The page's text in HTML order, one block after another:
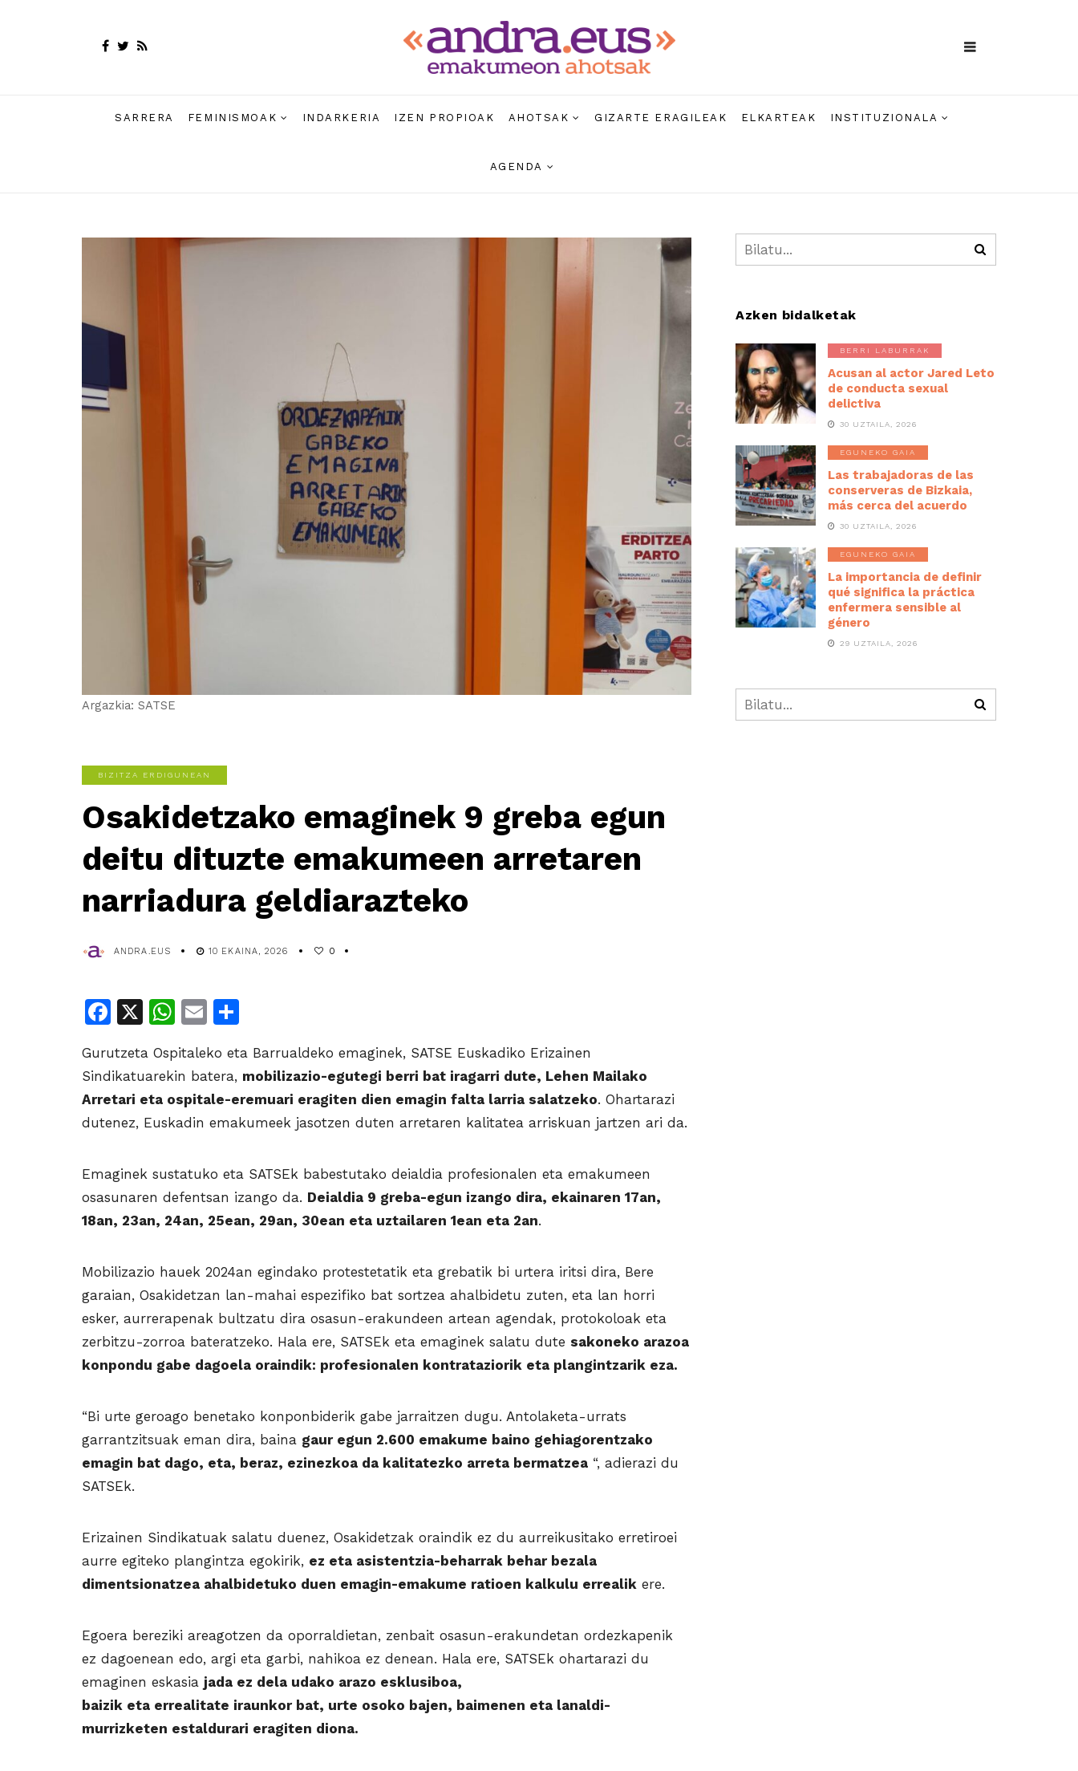
SARRERA FEMINISMOAK INDARKERIA IZEN PROPIOAK AHOTSAK GIZARTE ERAGILEAK ELKARTEAK INSTITUZIONALA
AGENDA
Argazkia: SATSE
BIZITZA ERDIGUNEAN
Osakidetzako emaginek 9 greba egun
deitu dituzte emakumeen arretaren
narriadura geldiarazteko
ANDRA.EUS 10 EKAINA, 2026 0
Facebook
X WhatsApp
Email
Gurutzeta Ospitaleko eta Barrualdeko emaginek, SATSE Euskadiko Erizainen
Sindikatuarekin batera, mobilizazio-egutegi berri bat iragarri dute, Lehen Mailako
Arretari eta ospitale-eremuari eragiten dien emagin falta larria salatzeko. Ohartarazi
dutenez, Euskadin emakumeek jasotzen duten arretaren kalitatea arriskuan jartzen ari da.
Emaginek sustatuko eta SATSEk babestutako deialdia profesionalen eta emakumeen
osasunaren defentsan izango da. Deialdia 9 greba-egun izango dira, ekainaren 17an,
18an, 23an, 24an, 25ean, 29an, 30ean eta uztailaren 1ean eta 2an.
Mobilizazio hauek 2024an egindako protestetatik eta grebatik bi urtera iritsi dira, Bere
garaian, Osakidetzan lan-mahai espezifiko bat sortzea ahalbidetu zuten, eta lan horri
esker, aurrerapenak bultzatu dira osasun-erakundeen artean agendak, protokoloak eta
zerbitzu-zorroa bateratzeko. Hala ere, SATSEk eta emaginek salatu dute sakoneko arazoa
konpondu gabe dagoela oraindik: profesionalen kontrataziorik eta plangintzarik eza.
“Bi urte geroago benetako konponbiderik gabe jarraitzen dugu. Antolaketa-urrats
garrantzitsuak eman dira, baina gaur egun 2.600 emakume baino gehiagorentzako
emagin bat dago, eta, beraz, ezinezkoa da kalitatezko arreta bermatzea “, adierazi du
SATSEk.
Erizainen Sindikatuak salatu duenez, Osakidetzak oraindik ez du aurreikusitako erretiroei
aurre egiteko plangintza egokirik, ez eta asistentzia-beharrak behar bezala
dimentsionatzea ahalbidetuko duen emagin-emakume ratioen kalkulu errealik ere.
Egoera bereziki areagotzen da oporraldietan, zenbait osasun-erakundetan ordezkapenik
ez dagoenean edo, argi eta garbi, nahikoa ez denean. Hala ere, SATSEk ohartarazi du
emaginen eskasia jada ez dela udako arazo esklusiboa,
baizik eta errealitate iraunkor bat, urte osoko bajen, baimenen eta lanaldi-
murrizketen estaldurari eragiten diona.
Azken bidalketak
BERRI LABURRAK
Acusan al actor Jared Leto
de conducta sexual
delictiva
30 UZTAILA, 2026
EGUNEKO GAIA
Las trabajadoras de las
conserveras de Bizkaia,
más cerca del acuerdo
30 UZTAILA, 2026
EGUNEKO GAIA
La importancia de definir
qué significa la práctica
enfermera sensible al
género
29 UZTAILA, 2026